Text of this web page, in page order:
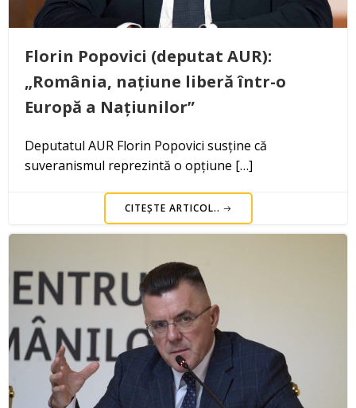
Florin Popovici (deputat AUR):
„România, națiune liberă într-o
Europă a Națiunilor”
Deputatul AUR Florin Popovici susține că
suveranismul reprezintă o opțiune […]
CITEȘTE ARTICOL..